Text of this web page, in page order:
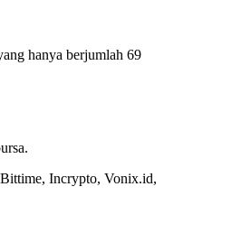
hanya berjumlah 69
Incrypto, Vonix.id,